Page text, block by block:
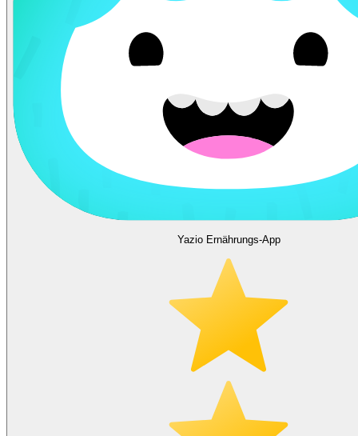
Yazio Ernährungs-App